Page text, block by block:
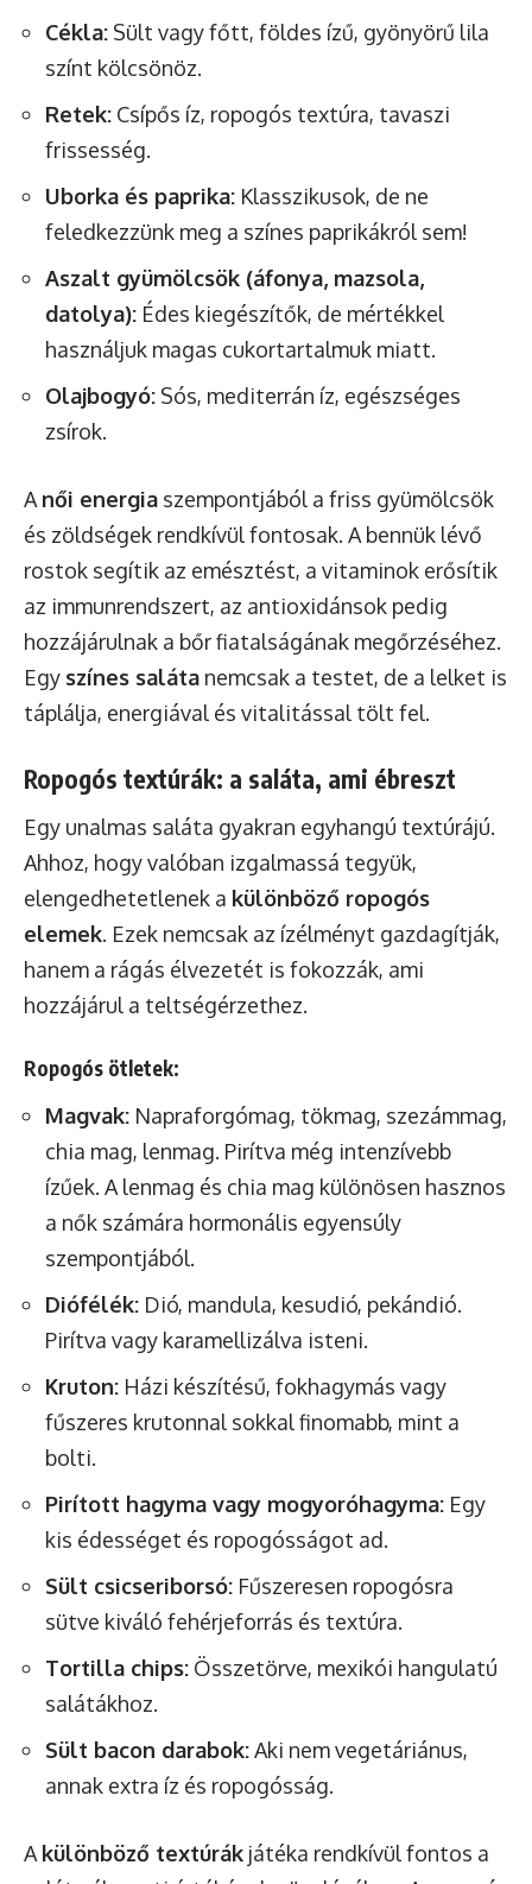
Cékla: Sült vagy főtt, földes ízű, gyönyörű lila
színt kölcsönöz.
Retek: Csípős íz, ropogós textúra, tavaszi
frissesség.
Uborka és paprika: Klasszikusok, de ne
feledkezzünk meg a színes paprikákról sem!
Aszalt gyümölcsök (áfonya, mazsola,
datolya): Édes kiegészítők, de mértékkel
használjuk magas cukortartalmuk miatt.
Olajbogyó: Sós, mediterrán íz, egészséges
zsírok.
A női energia szempontjából a friss gyümölcsök
és zöldségek rendkívül fontosak. A bennük lévő
rostok segítik az emésztést, a vitaminok erősítik
az immunrendszert, az antioxidánsok pedig
hozzájárulnak a bőr fiatalságának megőrzéséhez.
Egy színes saláta nemcsak a testet, de a lelket is
táplálja, energiával és vitalitással tölt fel.
Ropogós textúrák: a saláta, ami ébreszt
Egy unalmas saláta gyakran egyhangú textúrájú.
Ahhoz, hogy valóban izgalmassá tegyük,
elengedhetetlenek a különböző ropogós
elemek. Ezek nemcsak az ízélményt gazdagítják,
hanem a rágás élvezetét is fokozzák, ami
hozzájárul a teltségérzethez.
Ropogós ötletek:
Magvak: Napraforgómag, tökmag, szezámmag,
chia mag, lenmag. Pirítva még intenzívebb
ízűek. A lenmag és chia mag különösen hasznos
a nők számára hormonális egyensúly
szempontjából.
Diófélék: Dió, mandula, kesudió, pekándió.
Pirítva vagy karamellizálva isteni.
Kruton: Házi készítésű, fokhagymás vagy
fűszeres krutonnal sokkal finomabb, mint a
bolti.
Pirított hagyma vagy mogyoróhagyma: Egy
kis édességet és ropogósságot ad.
Sült csicseriborsó: Fűszeresen ropogósra
sütve kiváló fehérjeforrás és textúra.
Tortilla chips: Összetörve, mexikói hangulatú
salátákhoz.
Sült bacon darabok:Aki nem vegetáriánus,
annak extra íz és ropogósság.
A különböző textúrák játéka rendkívül fontos a